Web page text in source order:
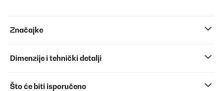
Značajke
Dimenzije i tehnički detalji
Što će biti isporučeno